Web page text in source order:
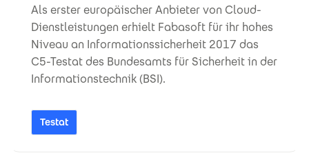
Als erster europäischer Anbieter von Cloud-
Dienstleistungen erhielt Fabasoft für ihr hohes
Niveau an Informationssicherheit 2017 das
C5-Testat des Bundesamts für Sicherheit in der
Informationstechnik (BSI).
Testat